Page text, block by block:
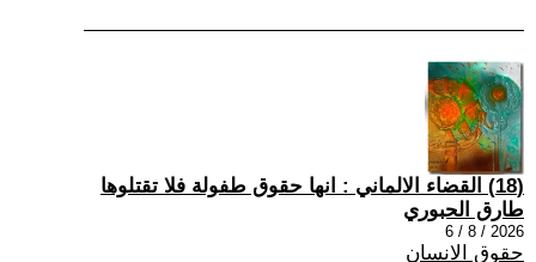
(18) القضاء الالماني : انها حقوق طفولة فلا تقتلوها
طارق الحبوري
2026 / 8 / 6
حقوق الانسان